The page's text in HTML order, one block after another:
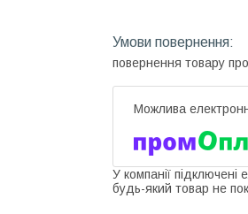
повернення товару
У компанії підключені
будь-який товар не